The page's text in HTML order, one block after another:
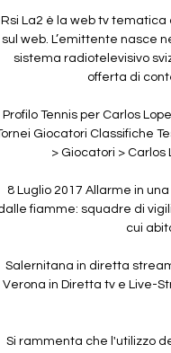
Rsi La2 è la web tv tematica di Lugano da oggi disponibile anche in diretta streaming sul web. L’emittente nasce nell’ambito della ricca offerta televisiva dell’azienda RSI, il sistema radiotelevisivo svizzero di lingua italiana che attraverso la sua articolata offerta di contenuti televisivi diffonde giornalmente un …

Profilo Tennis per Carlos Lopez Montagud: statistiche carriera, storico e notizie tennis. Tornei Giocatori Classifiche Testa a Testa Partite Sedi Tendenze. Italiano TennisStats247 > Giocatori > Carlos Lopez Montagud. Carlos Lopez Montagud Profilo.

8 Luglio 2017 Allarme in una palazzina di quattro piani in via Flaminia 701 attaccata dalle fiamme: squadre di vigili del fuoco hanno messo in salvo le famiglie dell’edificio in cui abitava anche un’invalida in carrozzina.

Salernitana in diretta streaming [DIRETTA>TV]] Inter | My 3 ore fa — Juventus-Hellas Verona in Diretta tv e Live-Streaming: l'anticipo diretta oggi Diretta Atala 10 ore fa — Streaming Inter LECCE ...

Si rammenta che l'utilizzo dei collegamenti presenti su questa pagina è riservato al personale in servizio, munito di idonee credenziali d'accesso alla rete.

Scalo strategico per lo sviluppo del turismo sull’isola, l’aeroporto di Cagliari è servito da compagnie di bandiera e low cost che offrono voli su rotte nazionali ed europee. Tra le compagnie presenti a Cagliari si possono citare Alitalia, RyanAir, EasyJet, Volotea, Vueling, British Airways e Iberia.

La chiesa di Sant’Andrea in via Flaminia nasce all’interno dell’area libera della campagna romana al di fuori di Porta del Popolo, oggi quartiere Flaminio di Roma, in …

Il pubblico delle grandi occasioni ha gremito la palestra della scuola media “Don Milani” di Druento, teatro dell’edizione 2017 delle “Eccellenze Scolastiche”, evento che chiude a tutti gli effetti l’anno scolastico dell’Istituto Comprensivo di Druento. Dopo la consegna delle pagelle per gli …

Il match di San Siro, in programma domenica 6 ottobre alle 20.45, verrà trasmesso in diretta e in esclusiva da Sky. L'alternativa per chi non potrà mettersi davanti al televisore, rimane la trasmissione in streaming: garantita per tutti gli abbonati della televisione satellitare grazie all'applicazione Sky Go , che permette di sister al derby d'Italia grazie a pc, tablet e smartphone.

Finisce al primo turno l'avventura negli Open d'Australia di tennis per Salvatore Caruso. Il siciliano, numero 209 del ranking mondiale e passato attravers. Il rispetto della tua privacy è la nostra priorit à Questo portale o gli strumenti terzi.

Due vittorie e una sconfitta per gli juniores italiani in tabellone a Melbourne per gli Australian Open. Chase Ferguson ha battuto Mattia Frinzi con il punteggio di 6-2 1-6 6-1, Federico Iannaccone ha sconfitto Naomi Tajima 0-6 7-5 6-2, mentre Tatiana Pieri ha avuto la mieglio su Astrid Wanja Brune Olsen con il punteggio di 6-2 6-3.

Dinamo Banco di Sardegna e Virtus Roma si sono affrontate fin a questo momento 11 volte, solo due sconfitte per i giganti, tutte maturate in trasferta. Gli uomini di coach Bucchi, attualmente a quota sei punti in classifica, hanno vinto tre delle ultime quattro partite perdendo la …

Le prime si confermano in testa ai rispettivi gironi: nel gruppo A il Monza vince in casa del Lecco, nel B il Padova ritorna in vetta battendo la Vis Pesaro,